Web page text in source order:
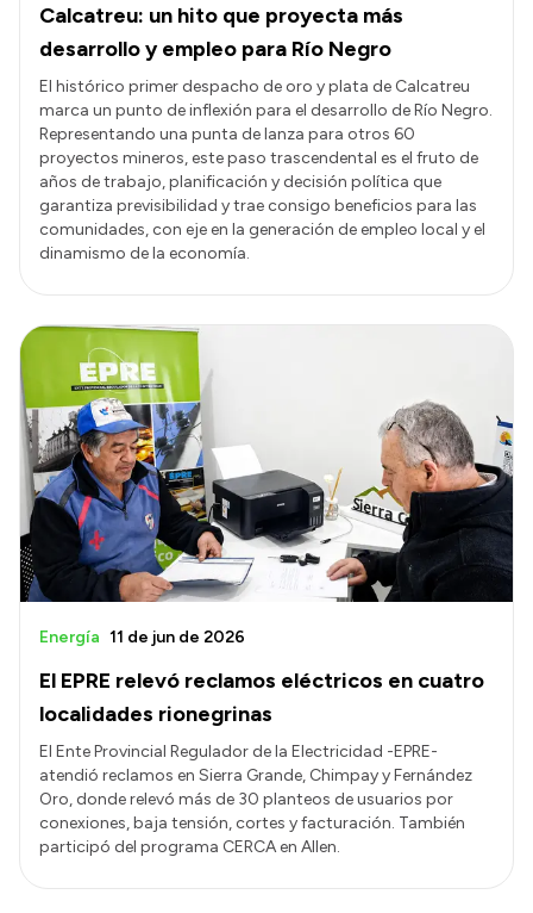
Calcatreu: un hito que proyecta más
desarrollo y empleo para Río Negro
El histórico primer despacho de oro y plata de Calcatreu
marca un punto de inflexión para el desarrollo de Río Negro.
Representando una punta de lanza para otros 60
proyectos mineros, este paso trascendental es el fruto de
años de trabajo, planificación y decisión política que
garantiza previsibilidad y trae consigo beneficios para las
comunidades, con eje en la generación de empleo local y el
dinamismo de la economía.
El EPRE relevó reclamos eléctricos en cuatro
localidades rionegrinas
Energía 11 de jun de 2026
El Ente Provincial Regulador de la Electricidad -EPRE-
atendió reclamos en Sierra Grande, Chimpay y Fernández
Oro, donde relevó más de 30 planteos de usuarios por
conexiones, baja tensión, cortes y facturación. También
participó del programa CERCA en Allen.